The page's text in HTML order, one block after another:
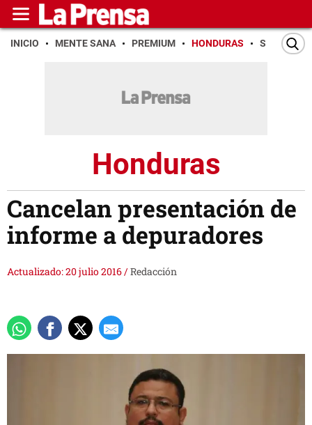
INICIO MENTE SANA PREMIUM HONDURAS SAN PEDRO
Honduras
Cancelan presentación de
informe a depuradores
Actualizado: 20 julio 2016/Redacción